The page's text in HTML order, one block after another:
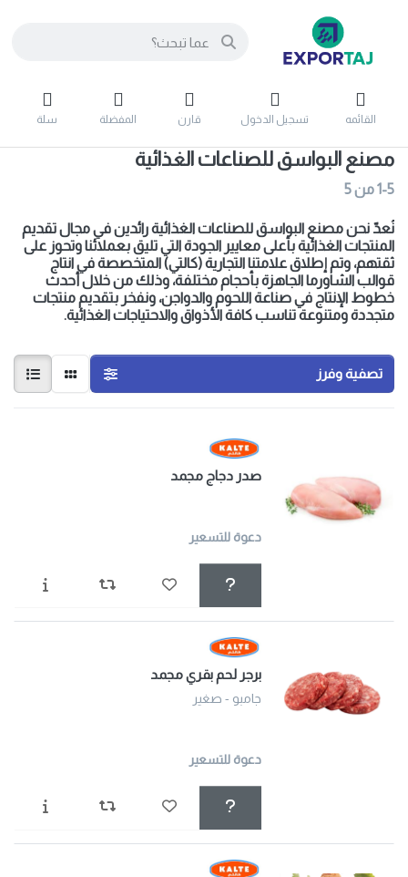
القائمه تسجيل الدخول قارن المفضلة سلة
مصنع البواسق للصناعات الغذائية
1-5من5
نُعدّ نحن مصنع البواسق للصناعات الغذائية رائدين في مجال تقديم
المنتجات الغذائية بأعلى معايير الجودة التي تليق بعملائنا وتحوز على
ثقتهم، وتم إطلاق علامتنا التجارية (كالتي)المتخصصة في انتاج
قوالب الشاورما الجاهزة بأحجام مختلفة، وذلك من خلال أحدث
خطوط الإنتاج في صناعة اللحوم والدواجن، ونفخر بتقديم منتجات
متجددة ومتنوعة تناسب كافة الأذواق والاحتياجات الغذائية.
تصفية وفرز
صدر دجاج مجمد
دعوة للتسعير
برجر لحم بقري مجمد
جامبو - صغير
دعوة للتسعير